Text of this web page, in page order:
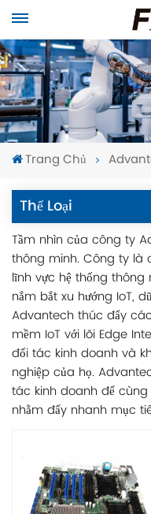
Trang Chủ
Thể Loại
Tầm nhìn của công ty
thông minh. Công ty là
lĩnh vực hệ thống thông
nắm bắt xu hướng IoT,
Advantech thúc đẩy
mềm IoT với lõi Edge
đối tác kinh doanh và
nghiệp của họ.
tác kinh doanh để
nhằm đẩy nhanh mục